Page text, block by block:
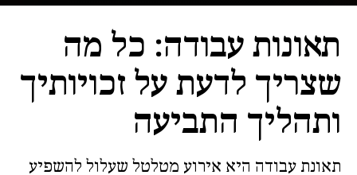
תאונות עבודה: כל מה
שצריך לדעת על זכויותיך
ותהליך התביעה
תאונת עבודה היא אירוע מטלטל שעלול להשפיע